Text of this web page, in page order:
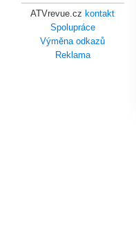
ATVrevue.cz kontakt
Spolupráce
Výměna odkazů
Reklama